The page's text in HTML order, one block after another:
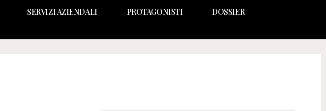
SERVIZI AZIENDALI PROTAGONISTI
DOSSIER